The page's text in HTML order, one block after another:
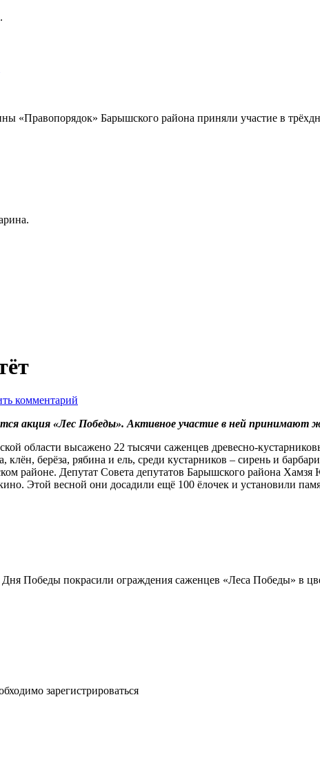
«Правопорядок» Барышского района приняли участие в
комментарий
акция «Лес Победы». Активное участие в ней принимают
области высажено 22 тысячи саженцев древесно-
берёза, рябина и ель, среди кустарников – сирень и
районе. Депутат Совета депутатов Барышского района
Этой весной они досадили ещё 100 ёлочек и установили
Победы покрасили ограждения саженцев «Леса Победы» в
зарегистрироваться